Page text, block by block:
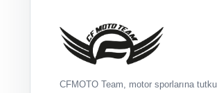
CFMOTO Team, motor sporlarına